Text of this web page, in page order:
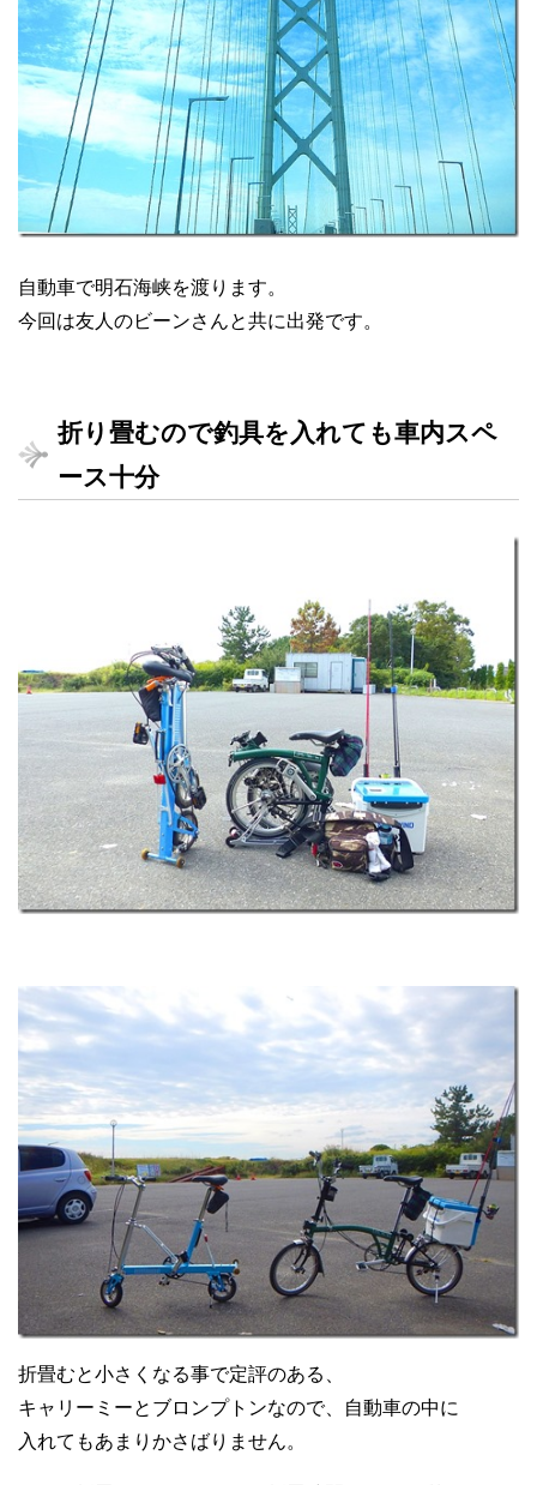
自動車で明石海峡を渡ります。
今回は友人のビーンさんと共に出発です。
折り畳むので釣具を入れても車内スペ
ース十分
折畳むと小さくなる事で定評のある、
キャリーミーとブロンプトンなので、自動車の中に
入れてもあまりかさばりません。